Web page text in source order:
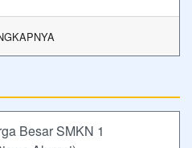
Besar SMKN 1